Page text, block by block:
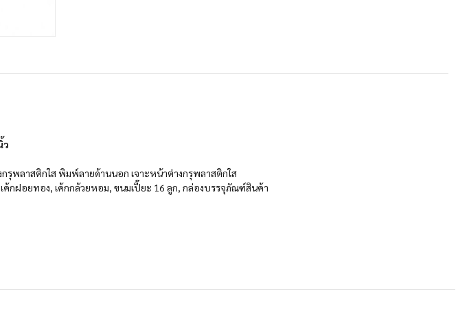
ว
รุพลาสติกใสพิมพ์ลายด้านนอก เจาะหน้าต่างกรุพลาสติกใส
ค้กฝอยทอง, เค้กกล้วยหอม, ขนมเปี๊ยะ 16 ลูก, กล่องบรรจุภัณฑ์สินค้า